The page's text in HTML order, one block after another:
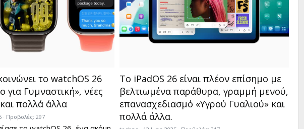
το watchOS 26
για Γυμναστική», νέες
πολλά άλλα
Προβολές: 297
Το iPadOS 26 είναι πλέον επίσημο με
βελτιωμένα παράθυρα, γραμμή μενού,
επανασχεδιασμό «Υγρού Γυαλιού» και
πολλά άλλα.